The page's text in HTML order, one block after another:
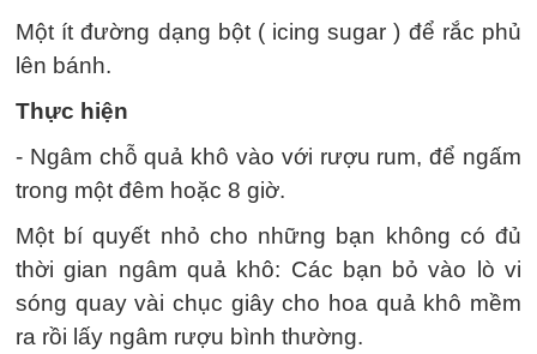
Một ít đường dạng bột ( icing sugar ) để rắc phủ
lên bánh.
Thực hiện
- Ngâm chỗ quả khô vào với rượu rum, để ngấm
trong một đêm hoặc 8 giờ.
Một bí quyết nhỏ cho những bạn không có đủ
thời gian ngâm quả khô: Các bạn bỏ vào lò vi
sóng quay vài chục giây cho hoa quả khô mềm
ra rồi lấy ngâm rượu bình thường.